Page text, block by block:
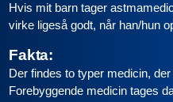
Hvis mit barn tager
virke ligeså godt, når han/hun
Fakta:
Der findes to typer medicin,
Forebyggende medicin tages